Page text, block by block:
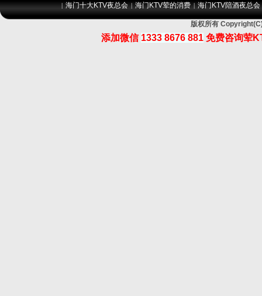
|海门十大KTV夜总会 |海门KTV荤的消费 |海门KTV陪酒夜总会
版权所有
添加微信 1333 8676 881 免费咨询荤